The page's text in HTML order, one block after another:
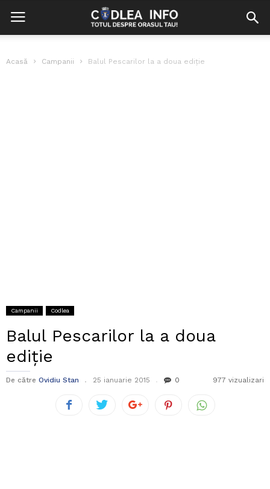
Acasă Campanii Balul Pescarilor la a doua ediție
Campanii Codlea
Balul Pescarilor la a doua
ediție
De către Ovidiu Stan 25 ianuarie 2015 0 977 vizualizari